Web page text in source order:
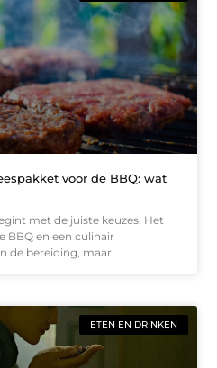
voor de BBQ: wat
met de juiste keuzes. Het
BBQ en een culinair
de bereiding, maar
ETEN EN DRINKEN